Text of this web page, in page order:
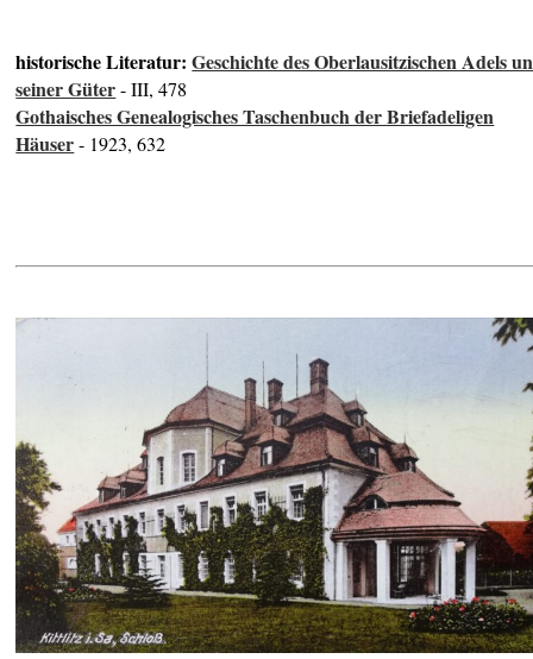
historische Literatur:Geschichte des Oberlausitzischen Adels
seiner Güter- III, 478
Gothaisches Genealogisches Taschenbuch der Briefadeligen
Häuser- 1923, 632